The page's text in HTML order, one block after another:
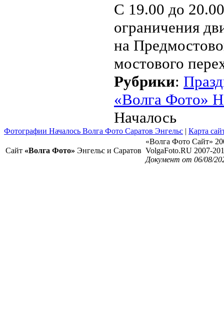
С 19.00 до
ограничения
на
мостового
Рубрики:
«Волга Фото»
Началось
Фотографии Началось Волга Фото Саратов Энгельс | Карта
Сайт «Волга Фото» Энгельс и Саратов
«Волга Фото Сайт»
VolgaFoto.RU 2007-
Документ от 06/08/